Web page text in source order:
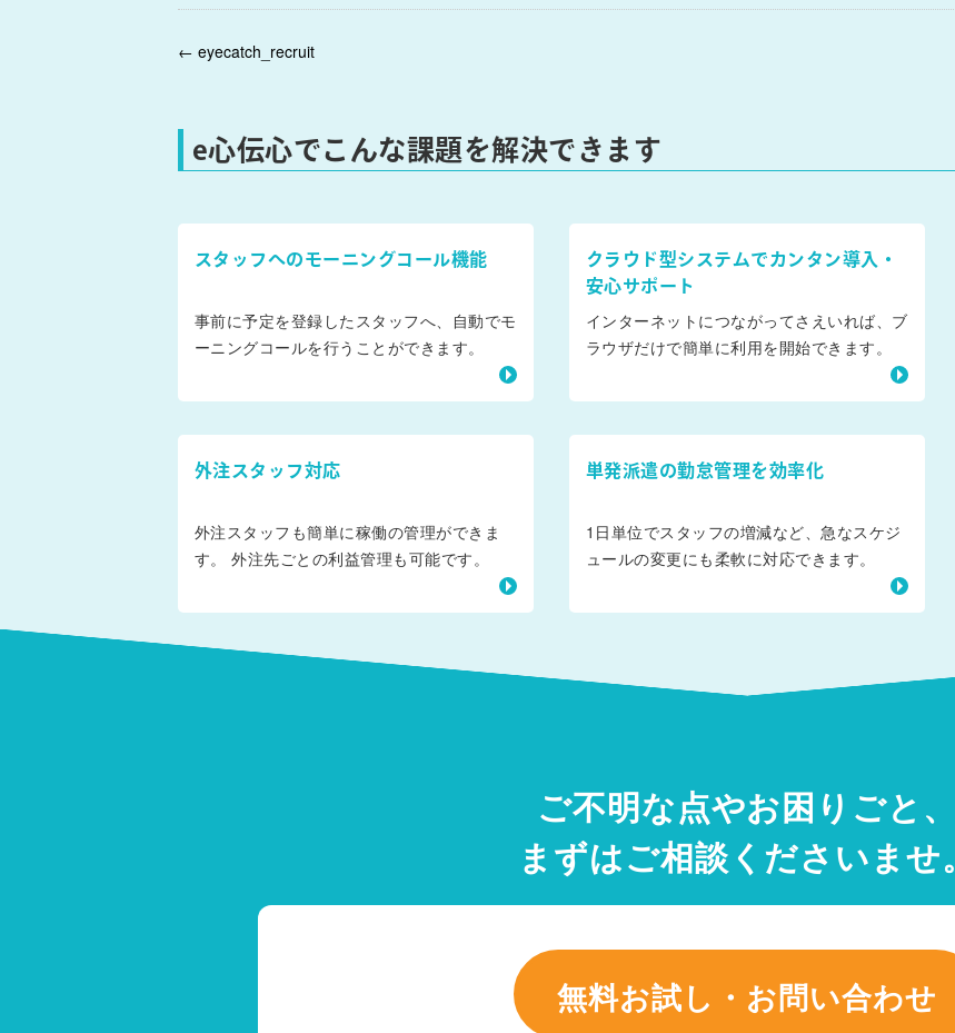
← eyecatch_recruit
e心伝心でこんな課題を解決できます
スタッフへのモーニングコール機能
事前に予定を登録したスタッフへ、自動でモ
ーニングコールを行うことができます。
クラウド型システムでカンタン導入・
安心サポート
インターネットにつながってさえいれば、ブ
ラウザだけで簡単に利用を開始できます。
外注スタッフ対応
外注スタッフも簡単に稼働の管理ができま
す。 外注先ごとの利益管理も可能です。
単発派遣の勤怠管理を効率化
1日単位でスタッフの増減など、急なスケジ
ュールの変更にも柔軟に対応できます。
ご不明な点やお困りごと、
まずはご相談くださいませ。
無料お試し・お問い合わせ